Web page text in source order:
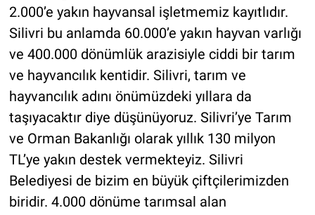
2.000’e yakın hayvansal işletmemiz kayıtlıdır.
Silivri bu anlamda 60.000’e yakın hayvan varlığı
ve 400.000 dönümlük arazisiyle ciddi bir tarım
ve hayvancılık kentidir. Silivri, tarım ve
hayvancılık adını önümüzdeki yıllara da
taşıyacaktır diye düşünüyoruz. Silivri’ye Tarım
ve Orman Bakanlığı olarak yıllık 130 milyon
TL’ye yakın destek vermekteyiz. Silivri
Belediyesi de bizim en büyük çiftçilerimizden
biridir. 4.000 dönüme tarımsal alan